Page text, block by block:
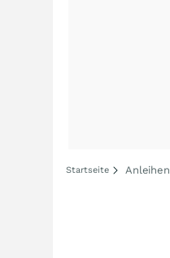
Startseite Anleihen